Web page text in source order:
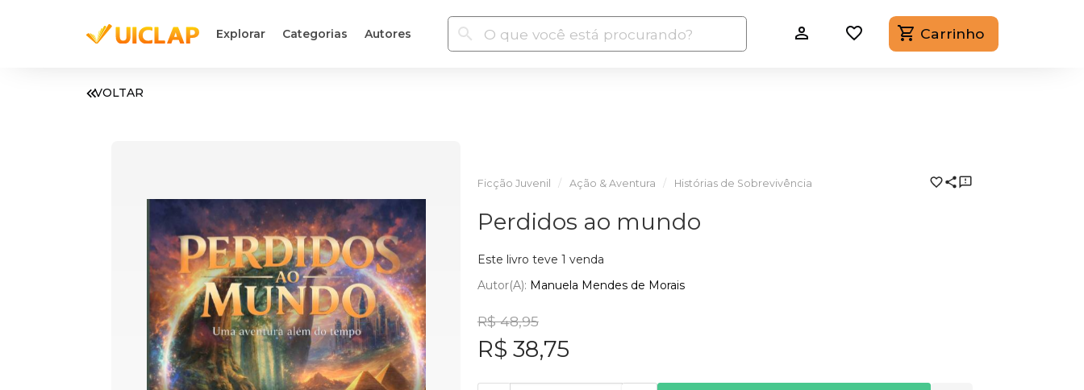
Explorar Categorias Autores Carrinho
VOLTAR
Ficção Juvenil Ação & Aventura Histórias de Sobrevivência
Perdidos ao mundo
Este livro teve 1 venda
Autor(a): Manuela Mendes de Morais
R$ 48,95
R$ 38,75